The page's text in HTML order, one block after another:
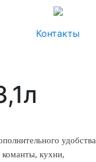
Контакты
удобства
команты, кухни,